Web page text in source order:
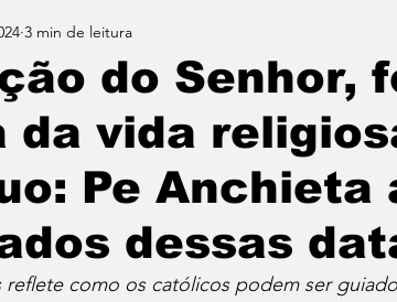
do Senhor,
da vida
Pe Anchieta
dessas
3 min de leitura
reflete como os católicos podem ser